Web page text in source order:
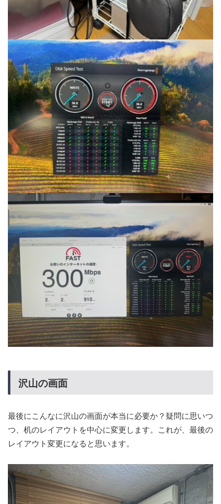
沢山の画面
最後にこんなに沢山の画面が本当に必要か？疑問に思いつ
つ、机のレイアウトを中心に変更します。これが、最後の
レイアウト変更になると思います。